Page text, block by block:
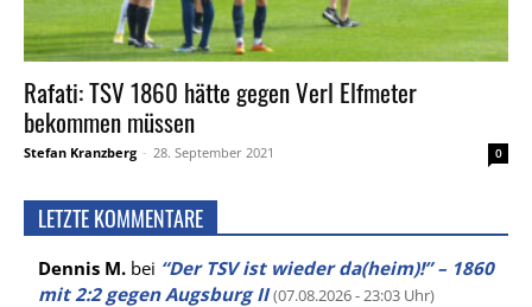
Rafati: TSV 1860 hätte gegen Verl Elfmeter
bekommen müssen
Stefan Kranzberg - 28. September 2021 0
LETZTE KOMMENTARE
Dennis M. bei “Der TSV ist wieder da(heim)!” – 1860
mit 2:2 gegen Augsburg II (07.08.2026 - 23:03 Uhr)